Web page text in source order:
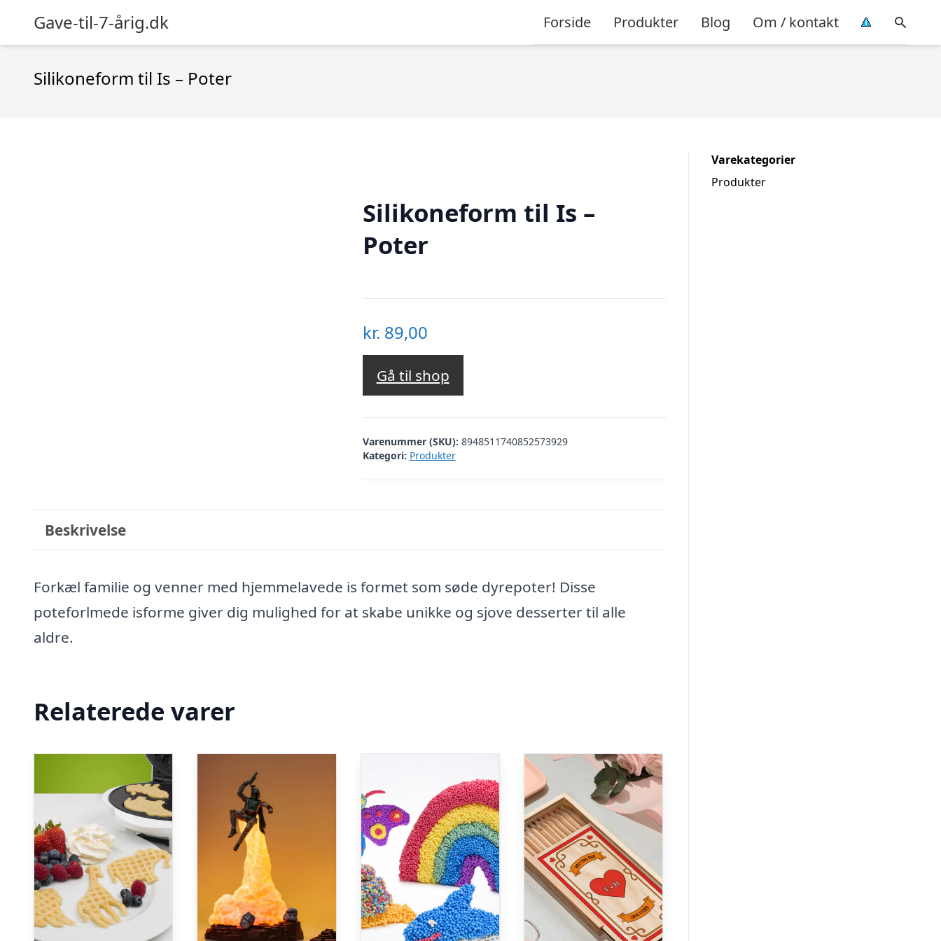
Gave-til-7-årig.dk Forside Produkter Blog Om / kontakt
Silikoneform til Is – Poter
Silikoneform til Is –
Poter
kr. 89,00
Gå til shop
Varenummer (SKU): 8948511740852573929
Kategori: Produkter
Beskrivelse
Forkæl familie og venner med hjemmelavede is formet som søde dyrepoter! Disse
poteforlmede isforme giver dig mulighed for at skabe unikke og sjove desserter til alle
aldre.
Relaterede varer
Varekategorier
Produkter